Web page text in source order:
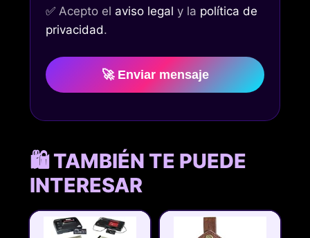
✅ Acepto el aviso legal y la política de
privacidad.
🚀 Enviar mensaje
🛍️ TAMBIÉN TE PUEDE
INTERESAR